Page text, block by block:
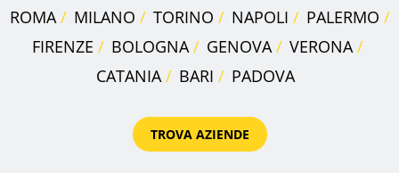
ROMA MILANO TORINO NAPOLI
PALERMO
FIRENZE
BOLOGNA GENOVA
VERONA
CATANIA
BARI PADOVA
TROVA AZIENDE